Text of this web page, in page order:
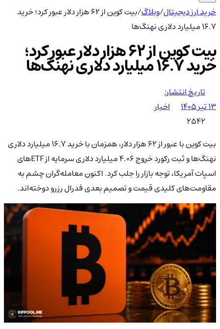
خرید ارز دیجیتال/وبلاگ/
بیت کوین از ۶۲ هزار دلار عبور کرد؛ خرید
۱۶.۷ میلیارد دلاری نهنگ‌ها
بیت کوین از ۶۲ هزار دلار عبور کرد؛
خرید ۱۶.۷ میلیارد دلاری نهنگ‌ها
تاریخ انتشار:
۱۳ تیر ۱۴۰۵
اخبار
2542
بیت کوین با عبور از ۶۲ هزار دلار، همزمان با خرید ۱۶.۷ میلیارد دلاری
نهنگ‌ها و ثبت رکورد خروج ۴.۰۶ میلیارد دلاری سرمایه از ETFهای
اسپات آمریکا، توجه بازار را جلب کرد. اکنون معامله‌گران چشم به
مقاومت‌های کلیدی قیمت و تصمیم بعدی فدرال رزرو دوخته‌اند.